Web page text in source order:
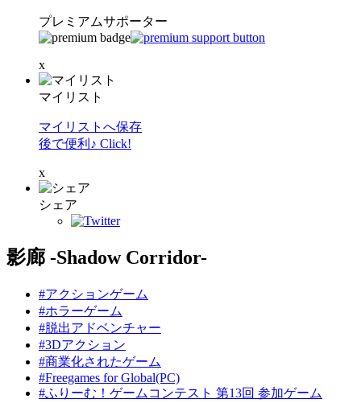
プレミアムサポーター
x
マイリスト
マイリストへ保存
後で便利♪ Click!
x
シェア
影廊 -Shadow Corridor-
#アクションゲーム
#ホラーゲーム
#脱出アドベンチャー
#3Dアクション
#商業化されたゲーム
#Freegames for Global(PC)
#ふりーむ！ゲームコンテスト 第13回 参加ゲーム